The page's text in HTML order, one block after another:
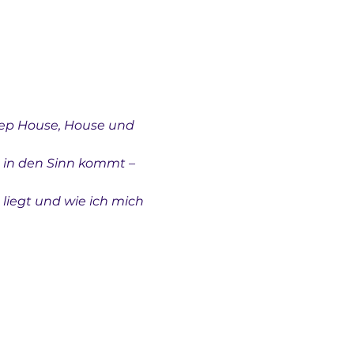
House, House und
den Sinn kommt –
und wie ich mich